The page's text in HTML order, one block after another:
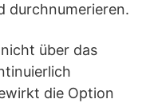
durchnumerieren.
über das
die Option